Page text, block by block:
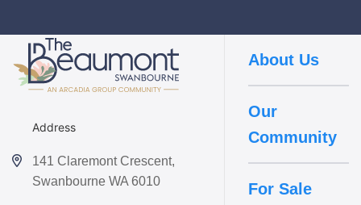
Address
141 Claremont Crescent,
Swanbourne WA 6010
About Us
Our
Community
For Sale